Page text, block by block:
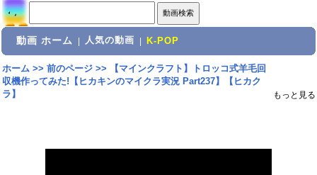
動画 ホーム 人気の動画 K-POP
ホーム>> 前のページ>>
【マインクラフト】トロッコ式羊毛回
収機作ってみた!【ヒカキンのマイクラ実況 Part237】【ヒカク
ラ】
もっと見る